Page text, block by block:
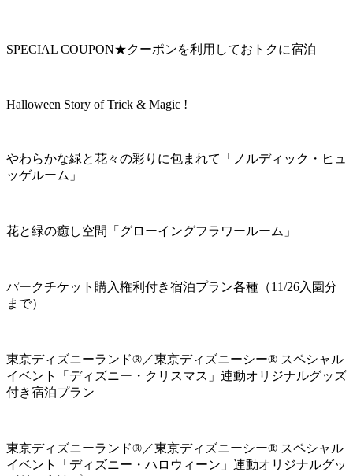
SPECIAL COUPON★クーポンを利用しておトクに宿泊
Halloween Story of Trick & Magic !
やわらかな緑と花々の彩りに包まれて「ノルディック・ヒュ
ッゲルーム」
花と緑の癒し空間「グローイングフラワールーム」
パークチケット購入権利付き宿泊プラン各種（11/26入園分
まで）
東京ディズニーランド®／東京ディズニーシー® スペシャル
イベント「ディズニー・クリスマス」連動オリジナルグッズ
付き宿泊プラン
東京ディズニーランド®／東京ディズニーシー® スペシャル
イベント「ディズニー・ハロウィーン」連動オリジナルグッ